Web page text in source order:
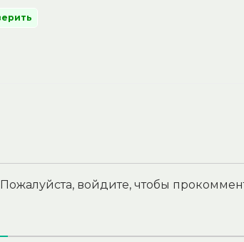
Пожалуйста, войдите, чтобы